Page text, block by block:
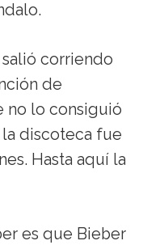
corriendo
de
no lo consiguió
discoteca fue
Hasta aquí la
es que Bieber